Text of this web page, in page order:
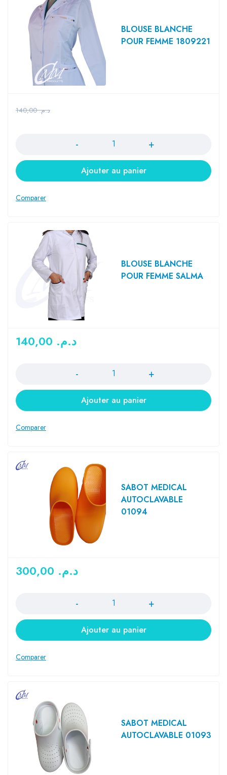
BLOUSE BLANCHE
POUR FEMME 1809221
د.م.140,00
Ajouter au panier
BLOUSE BLANCHE
POUR FEMME SALMA
د.م.
Ajouter au panier
SABOT MEDICAL
AUTOCLAVABLE
01094
د.م.
Ajouter au panier
SABOT MEDICAL
AUTOCLAVABLE 01093